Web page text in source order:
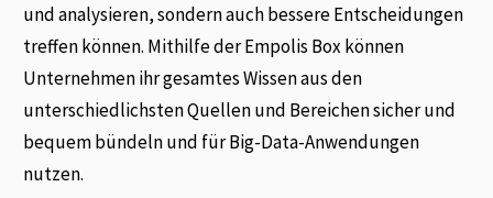
und analysieren, sondern auch bessere Entscheidungen
treffen können. Mithilfe der Empolis Box können
Unternehmen ihr gesamtes Wissen aus den
unterschiedlichsten Quellen und Bereichen sicher und
bequem bündeln und für Big-Data-Anwendungen
nutzen.